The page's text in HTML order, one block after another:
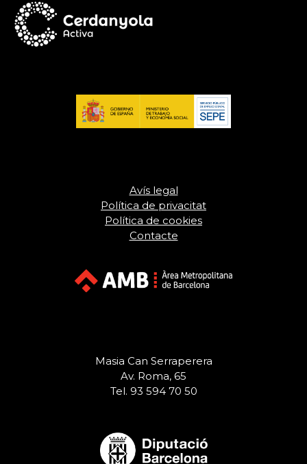
Avís legal
Política de privacitat
Política de cookies
Contacte
Masia Can Serraperera
Av. Roma, 65
Tel. 93 594 70 50